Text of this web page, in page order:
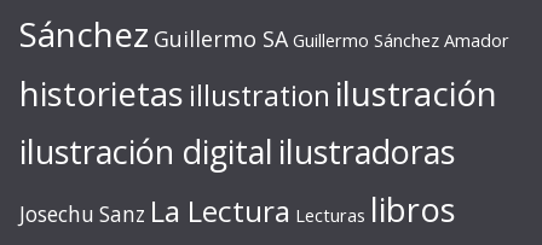
Sánchez Guillermo SA Guillermo Sánchez Amador
historietas illustration ilustración
ilustración digital ilustradoras
Josechu Sanz La Lectura Lecturas libros